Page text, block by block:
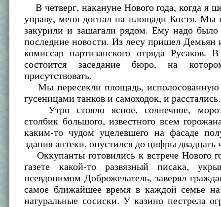
В четверг, накануне Нового года, когда я
управу, меня догнал на площади Костя. Мы
закурили и зашагали рядом. Ему надо
последние новости. Из лесу пришел Демьян
комиссар партизанского отряда Русаков.
состоится заседание бюро, на
присутствовать.
Мы пересекли площадь, исполосованную
гусеницами танков и самоходок, и расстались.
Утро стояло ясное, солнечное,
столбик большого, известного всем
каким-то чудом уцелевшего на фасаде
здания аптеки, опустился до цифры двадцать
Оккупанты готовились к встрече Нового
газете какой-то развязный писака,
псевдонимом Доброжелатель, заверял
самое ближайшее время в каждой семье на
натуральные сосиски. У казино пестрела